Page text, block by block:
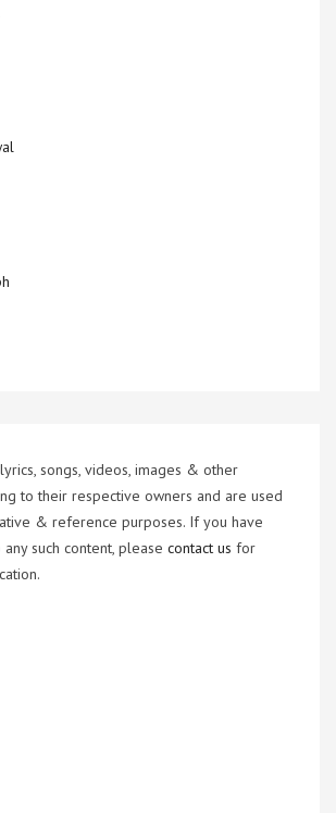
songs, videos, images & other
to their respective owners and are used
& reference purposes. If you have
such content, please contact us for